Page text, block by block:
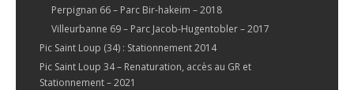
Perpignan 66 – Parc Bir-hakeim – 2018
Villeurbanne 69 – Parc Jacob-Hugentobler – 2017
Pic Saint Loup (34) : Stationnement 2014
Pic Saint Loup 34 – Renaturation, accès au GR et
Stationnement – 2021